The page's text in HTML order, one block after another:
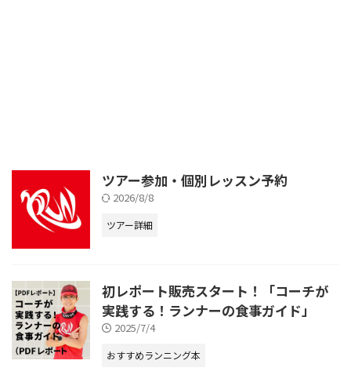
ツアー参加・個別レッスン予約
2026/8/8
ツアー詳細
初レポート販売スタート！「コーチが
実践する！ランナーの食事ガイド」
2025/7/4
おすすめランニング本